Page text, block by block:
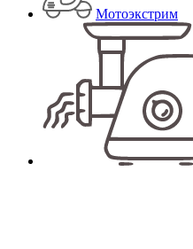
Мотоэкстрим